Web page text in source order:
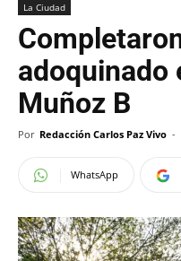
La Ciudad
adoquinado
Muñoz B
Por Redacción Carlos Paz Vivo -
WhatsApp